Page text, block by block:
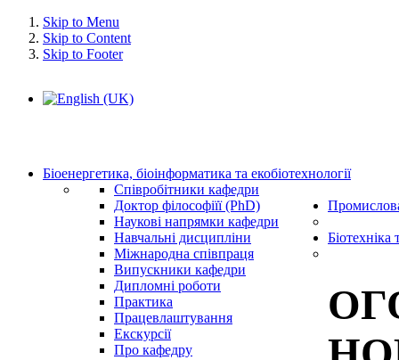
Skip to Menu
Skip to Content
Skip to Footer
Біоенергетика, біоінформатика та екобіотехнології
Співробітники кафедри
Доктор філософіїї (PhD)
Наукові напрямки кафедри
Навчальні дисципліни
Міжнародна співпраця
Випускники кафедри
Дипломні роботи
Практика
Працевлаштування
Екскурсії
Про кафедру
Біотехніка